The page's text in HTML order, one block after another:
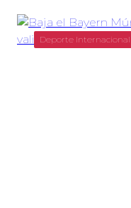
Deporte Internacional